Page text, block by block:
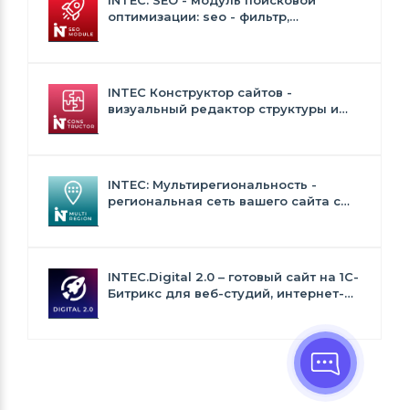
оптимизации: seo - фильтр,
INTEC Конструктор сайтов -
визуальный редактор структуры и
INTEC: Мультирегиональность -
региональная сеть вашего сайта с
INTEC.Digital 2.0 – готовый сайт на 1C-
Битрикс для веб-студий, интернет-